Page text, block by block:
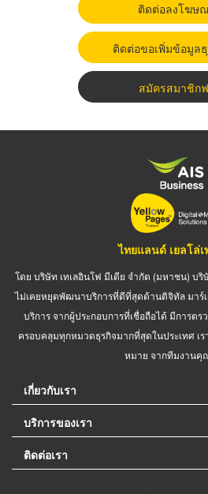
ติดต่อลงโฆษ
ติดต่อขอเพิ่มข้อมูล
สมัครสมาชิก
ไทยแลนด์ เยลโล่เ
โดย บริษัท เทเลอินโฟ มีเดีย จำกัด (มหาชน) บริ
ไม่เคยหยุดพัฒนาบริการที่ดีที่สุดด้านดิจิทัล มาร์
บริการ จากผู้ประกอบการที่เชื่อถือได้ มีการต
ครอบคลุมทุกหมวดธุรกิจมากที่สุดในประเทศ เ
หมาย จากทีมงานคุ
เกี่ยวกับเรา
บริการของเรา
ติดต่อเรา